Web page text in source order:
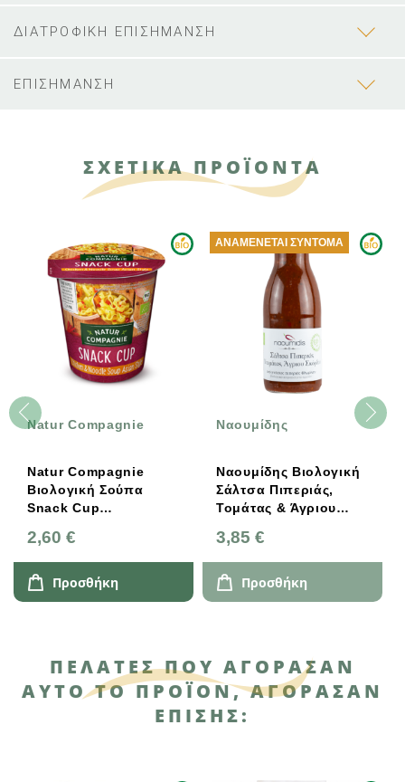
ΔΙΑΤΡΟΦΙΚΗ ΕΠΙΣΗΜΑΝΣΗ
ΕΠΙΣΗΜΑΝΣΗ
ΣΧΕΤΙΚΑ ΠΡΟΪΟΝΤΑ
Natur Compagnie
Natur Compagnie
Βιολογική Σούπα
Snack Cup
Asian Style 55g
2,60 €
Προσθήκη
Ναουμίδης
Ναουμίδης Βιολογική
Σάλτσα Πιπεριάς,
Τομάτας & Άγριου
3,85 €
ΑΝΑΜΈΝΕΤΑΙ ΣΎΝΤΟΜΑ
Προσθήκη
ΠΕΛΆΤΕΣ ΠΟΥ ΑΓΌΡΑΣΑΝ
ΑΥΤΌ ΤΟ ΠΡΟΪΌΝ, ΑΓΌΡΑΣΑΝ
ΕΠΊΣΗΣ: